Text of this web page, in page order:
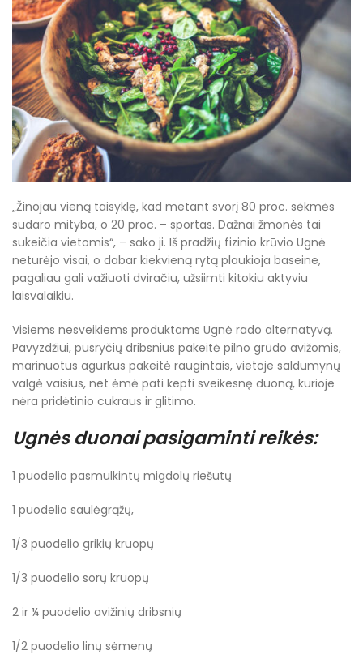
„Žinojau vieną taisyklę, kad metant svorį 80 proc. sėkmės
sudaro mityba, o 20 proc. – sportas. Dažnai žmonės tai
sukeičia vietomis“, – sako ji. Iš pradžių fizinio krūvio Ugnė
neturėjo visai, o dabar kiekvieną rytą plaukioja baseine,
pagaliau gali važiuoti dviračiu, užsiimti kitokiu aktyviu
laisvalaikiu.
Visiems nesveikiems produktams Ugnė rado alternatyvą.
Pavyzdžiui, pusryčių dribsnius pakeitė pilno grūdo avižomis,
marinuotus agurkus pakeitė raugintais, vietoje saldumynų
valgė vaisius, net ėmė pati kepti sveikesnę duoną, kurioje
nėra pridėtinio cukraus ir glitimo.
Ugnės duonai pasigaminti reikės:
1 puodelio pasmulkintų migdolų riešutų
1 puodelio saulėgrąžų,
1/3 puodelio grikių kruopų
1/3 puodelio sorų kruopų
2 ir ¼ puodelio avižinių dribsnių
1/2 puodelio linų sėmenų